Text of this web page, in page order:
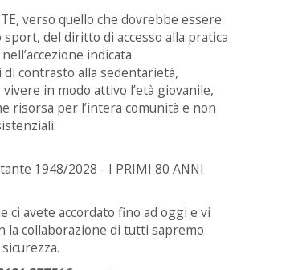
verso quello che dovrebbe essere
del diritto di accesso alla pratica
indicata
di contrasto alla sedentarietà,
in modo attivo l’età giovanile,
risorsa per l’intera comunità e non
1948/2028 - I PRIMI 80 ANNI
ci avete accordato fino ad oggi e vi
la collaborazione di tutti sapremo